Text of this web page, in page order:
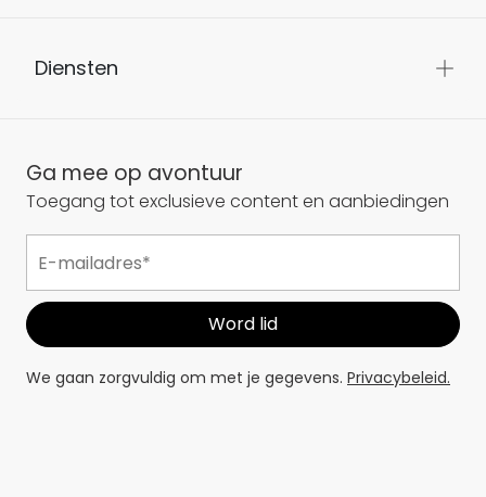
Diensten
Ga mee op avontuur
Toegang tot exclusieve content en aanbiedingen
We gaan zorgvuldig om met je gegevens. Privacybeleid.